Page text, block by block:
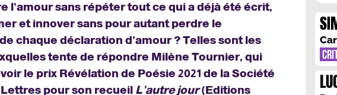
l’amour sans répéter tout ce qui a déjà été écrit,
et innover sans pour autant perdre le
chaque déclaration d’amour ? Telles sont les
tente de répondre Milène Tournier, qui
le prix Révélation de Poésie 2021 de la Société
Lettres pour son recueil L’autre jour(Editions